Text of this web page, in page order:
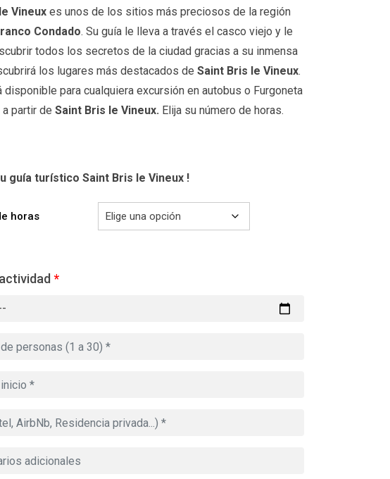
Vineux es unos de los sitios más preciosos de la región
Condado. Su guía le lleva a través el casco viejo y le
todos los secretos de la ciudad gracias a su inmensa
los lugares más destacados de Saint Bris le Vineux.
disponible para cualquiera excursión en autobus o Furgoneta
partir de Saint Bris le Vineux. Elija su número de horas.
guía turístico Saint Bris le Vineux !
horas
*